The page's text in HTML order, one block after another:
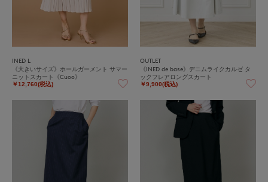
INED L
《大きいサイズ》ホールガーメント サマー
ニットスカート《Cuoo》
￥12,760(税込)
OUTLET
《INED de base》デニムライクカルゼ タ
ックフレアロングスカート
￥9,900(税込)